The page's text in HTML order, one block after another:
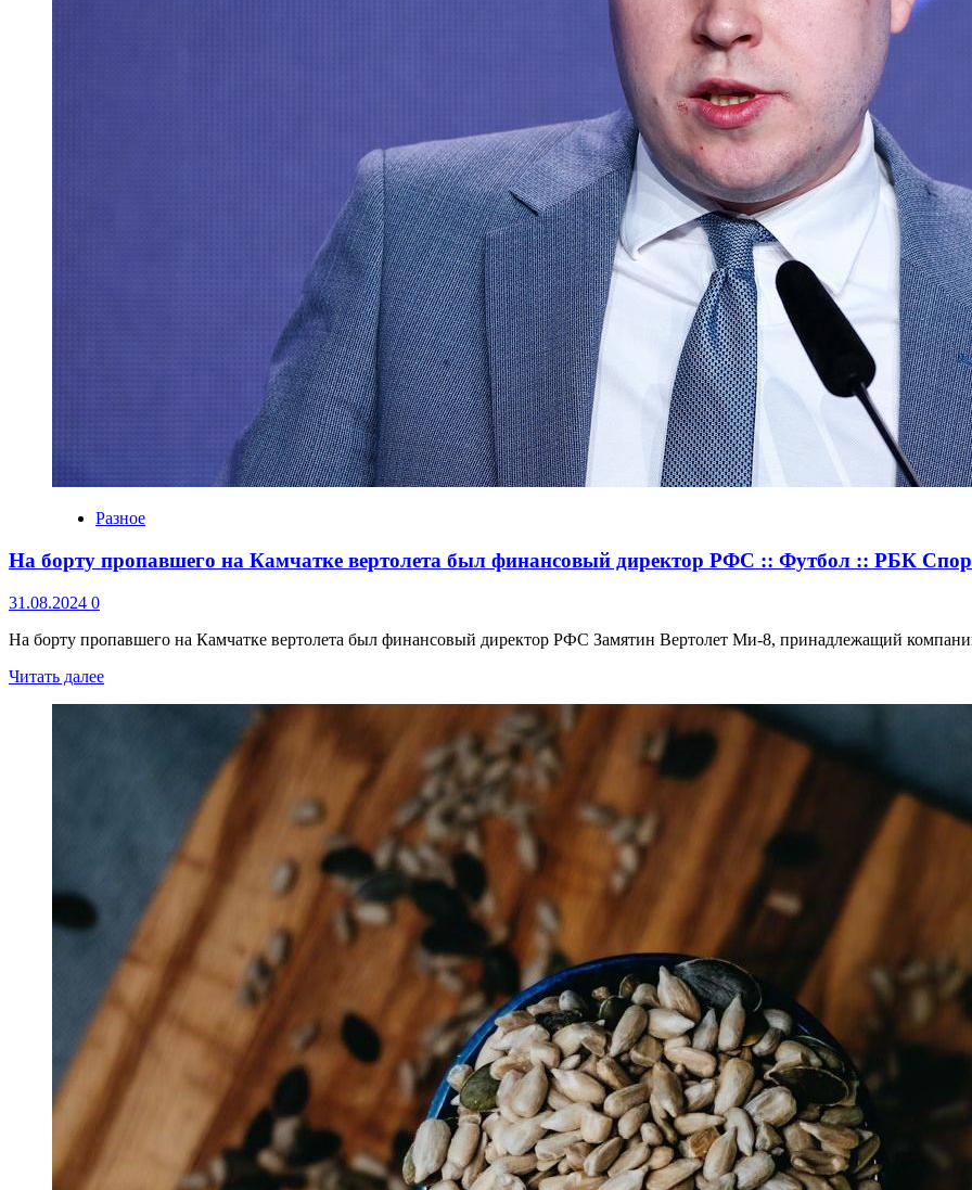
Разное
На борту пропавшего на Камчатке вертолета был финансовый директор РФС :: Футбол :: РБК
31.08.2024 0
На борту пропавшего на Камчатке вертолета был финансовый директор РФС Замятин Вертолет Ми-8, принадлежащий
Читать далее